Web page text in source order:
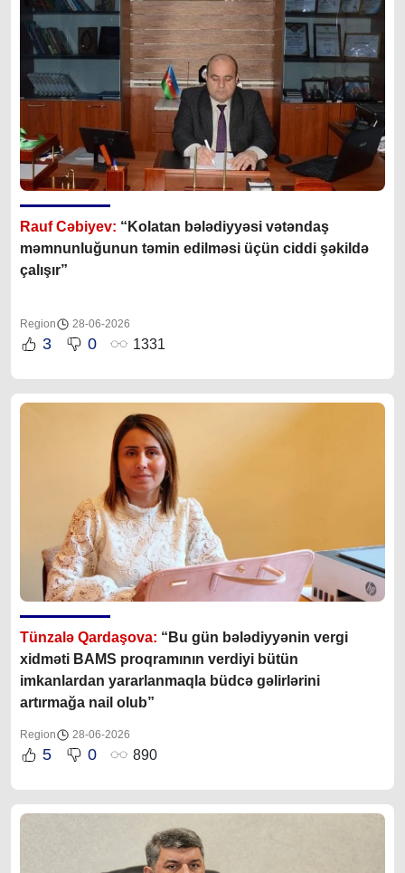
Rauf Cəbiyev: “ Kolatan bələdiyyəsi vətəndaş
məmnunluğunun təmin edilməsi üçün ciddi şəkildə
çalışır”
Region 28-06-2026
3 0 1331
Tünzalə Qardaşova: “Bu gün bələdiyyənin vergi
xidməti BAMS proqramının verdiyi bütün
imkanlardan yararlanmaqla büdcə gəlirlərini
artırmağa nail olub”
Region 28-06-2026
5 0 890